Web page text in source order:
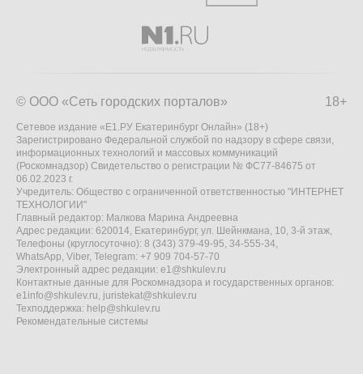
18+
© ООО «Сеть городских порталов»
Сетевое издание «Е1.РУ Екатеринбург Онлайн» (18+)
Зарегистрировано Федеральной службой по надзору в сфере связи,
информационных технологий и массовых коммуникаций
(Роскомнадзор) Свидетельство о регистрации № ФС77-84675 от
06.02.2023 г.
Учредитель: Общество с ограниченной ответственностью "ИНТЕРНЕТ
ТЕХНОЛОГИИ"
Главный редактор: Малкова Марина Андреевна
Адрес редакции: 620014, Екатеринбург, ул. Шейнкмана, 10, 3-й этаж,
Телефоны (круглосуточно): 8 (343) 379-49-95, 34-555-34,
WhatsApp, Viber, Telegram: +7 909 704-57-70
Электронный адрес редакции: e1@shkulev.ru
Контактные данные для Роскомнадзора и государственных органов:
e1info@shkulev.ru, juristekat@shkulev.ru
Техподдержка: help@shkulev.ru
Рекомендательные системы